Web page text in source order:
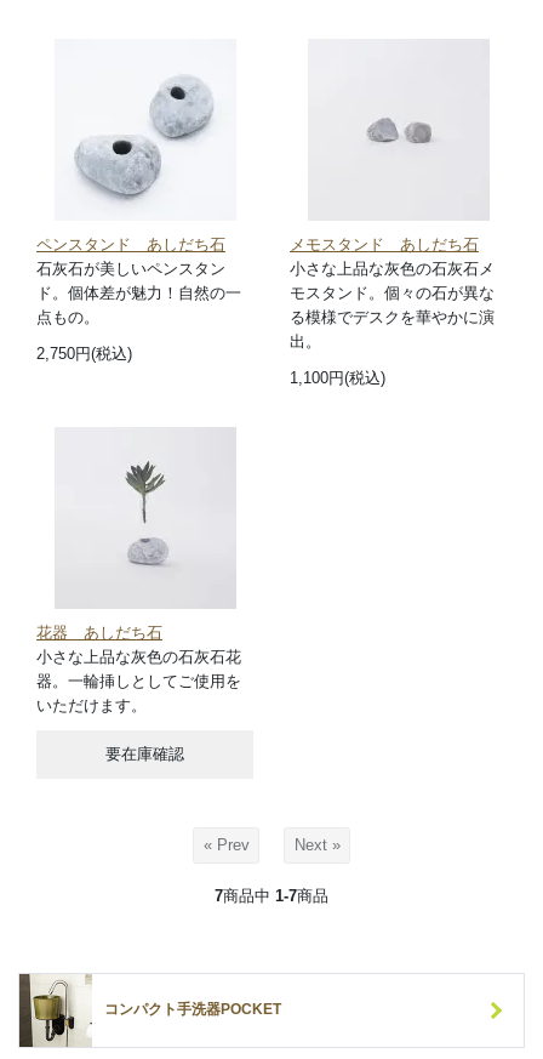
ペンスタンド あしだち石
石灰石が美しいペンスタン
ド。個体差が魅力！自然の一
点もの。
2,750円(税込)
メモスタンド あしだち石
小さな上品な灰色の石灰石メ
モスタンド。個々の石が異な
る模様でデスクを華やかに演
出。
1,100円(税込)
花器 あしだち石
小さな上品な灰色の石灰石花
器。一輪挿しとしてご使用を
いただけます。
要在庫確認
« Prev Next »
7商品中 1-7商品
コンパクト手洗器POCKET